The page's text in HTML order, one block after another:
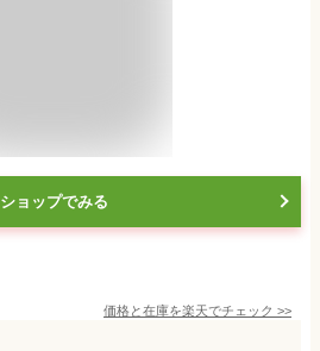
ショップでみる
価格と在庫を楽天でチェック >>